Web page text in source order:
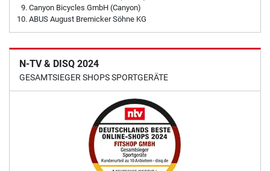
Canyon Bicycles GmbH (Canyon)
ABUS August Bremicker Söhne KG
N-TV & DISQ 2024
GESAMTSIEGER SHOPS SPORTGERÄTE